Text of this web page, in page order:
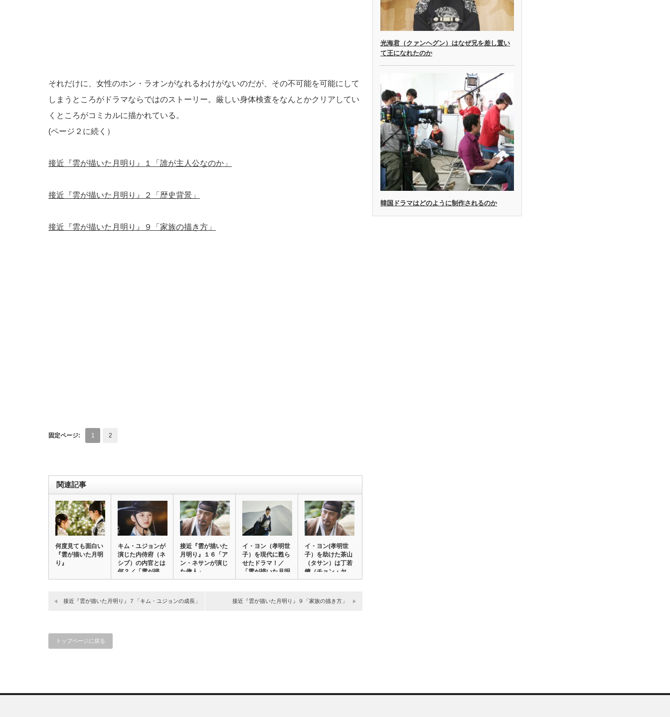
それだけに、女性のホン・ラオンがなれるわけがないのだが、その不可能を可能にして
しまうところがドラマならではのストーリー。厳しい身体検査をなんとかクリアしてい
くところがコミカルに描かれている。
(ページ２に続く）
接近『雲が描いた月明り』１「誰が主人公なのか」
接近『雲が描いた月明り』２「歴史背景」
接近『雲が描いた月明り』９「家族の描き方」
固定ページ: 1 2
関連記事
何度見ても面白い
『雲が描いた月明
り』
キム・ユジョンが
演じた内侍府（ネ
シブ）の内官とは
何？／「雲が描
い…
接近『雲が描いた
月明り』１６「ア
ン・ネサンが演じ
た偉人」
イ・ヨン（孝明世
子）を現代に甦ら
せたドラマ！／
「雲が描いた月明
り…
イ・ヨン(孝明世
子）を助けた茶山
（タサン）は丁若
鏞（チョン・ヤ
ギ…
接近『雲が描いた月明り』７「キム・ユジョンの成長」 接近『雲が描いた月明り』９「家族の描き方」
トップページに戻る
光海君（クァンヘグン）はなぜ兄を差し置い
て王になれたのか
韓国ドラマはどのように制作されるのか